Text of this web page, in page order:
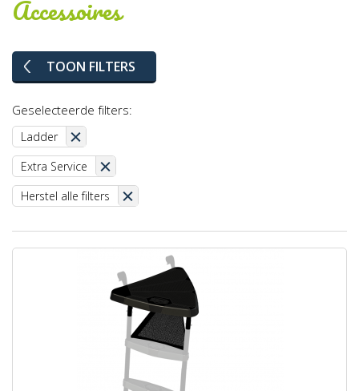
Accessoires
TOON FILTERS
Geselecteerde filters:
Ladder
Extra Service
Herstel alle filters